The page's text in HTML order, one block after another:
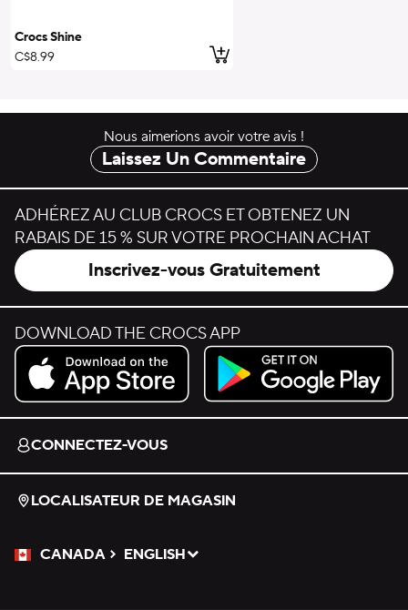
Crocs Shine
C$8.99
ajouter au panier
Nous aimerions avoir votre avis !
Laissez Un Commentaire
ADHÉREZ AU CLUB CROCS ET OBTENEZ UN
RABAIS DE 15 % SUR VOTRE PROCHAIN ACHAT
Inscrivez-vous Gratuitement
DOWNLOAD THE CROCS APP
Download on the App Store.
Get it on Google Play.
CONNECTEZ-VOUS
LOCALISATEUR DE MAGASIN
CANADA
Veuillez sélectionner une langue
ENGLISH
Sélectionné